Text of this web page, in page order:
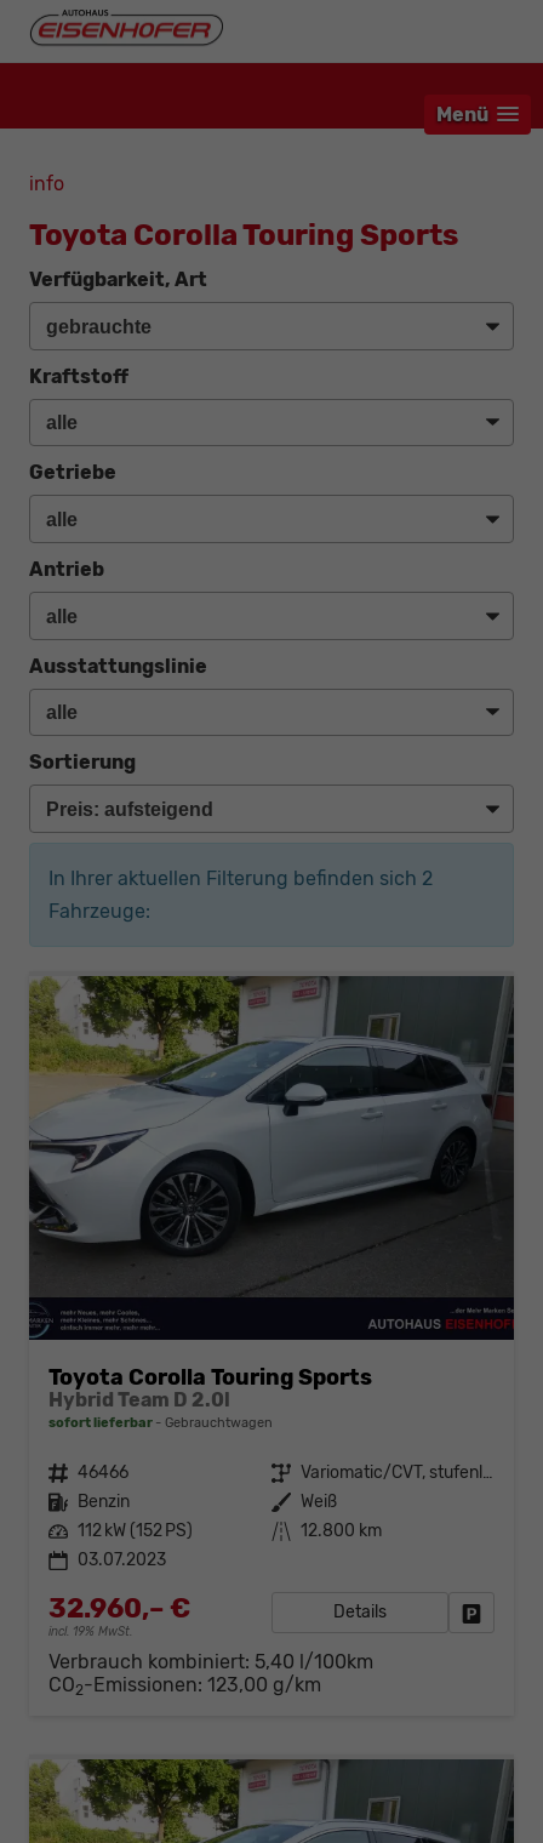
Menü
info
Toyota Corolla Touring Sports
Verfügbarkeit, Art
Kraftstoff
Getriebe
Antrieb
Ausstattungslinie
Sortierung
In Ihrer aktuellen Filterung befinden sich 2
Fahrzeuge:
Toyota Corolla Touring Sports
Hybrid Team D 2.0l
sofort lieferbar Gebrauchtwagen
Fahrzeugnr. 46466 Getriebe
Variomatic/CVT, stufenlos
Kraftstoff Benzin Außenfarbe Weiß
Leistung 112 kW (152 PS) Kilometerstand 12.800 km
03.07.2023
32.960,– €
incl. 19% MwSt.
Details
Verbrauch kombiniert: 5,40 l/100km
CO2-Emissionen: 123,00 g/km